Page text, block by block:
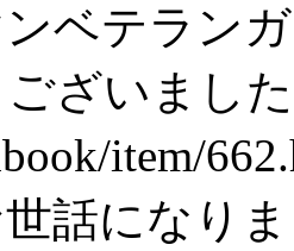
ベテラン
ざいまし
item/
話になり